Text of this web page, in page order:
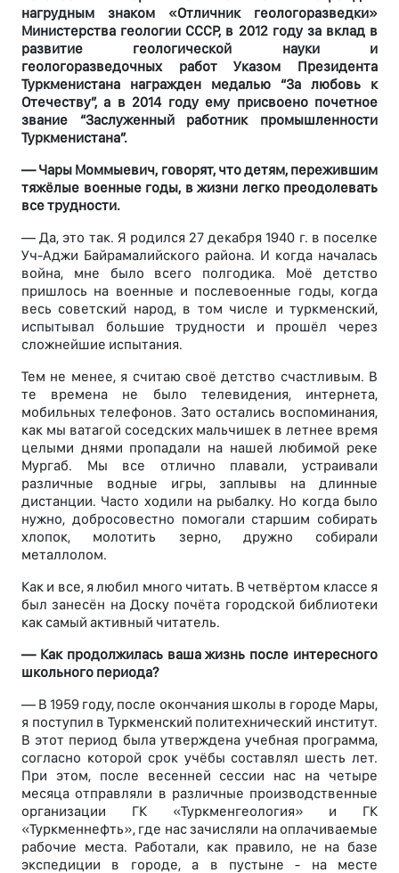
нагрудным знаком «Отличник геологоразведки»
Министерства геологии СССР, в 2012 году за вклад в
развитие геологической науки и
геологоразведочных работ Указом Президента
Туркменистана награжден медалью “За любовь к
Отечеству”, а в 2014 году ему присвоено почетное
звание “Заслуженный работник промышленности
Туркменистана”.
— Чары Моммыевич, говорят, что детям, пережившим
тяжёлые военные годы, в жизни легко преодолевать
все трудности.
— Да, это так. Я родился 27 декабря 1940 г. в поселке
Уч-Аджи Байрамалийского района. И когда началась
война, мне было всего полгодика. Моё детство
пришлось на военные и послевоенные годы, когда
весь советский народ, в том числе и туркменский,
испытывал большие трудности и прошёл через
сложнейшие испытания.
Тем не менее, я считаю своё детство счастливым. В
те времена не было телевидения, интернета,
мобильных телефонов. Зато остались воспоминания,
как мы ватагой соседских мальчишек в летнее время
целыми днями пропадали на нашей любимой реке
Мургаб. Мы все отлично плавали, устраивали
различные водные игры, заплывы на длинные
дистанции. Часто ходили на рыбалку. Но когда было
нужно, добросовестно помогали старшим собирать
хлопок, молотить зерно, дружно собирали
металлолом.
Как и все, я любил много читать. В четвёртом классе я
был занесён на Доску почёта городской библиотеки
как самый активный читатель.
— Как продолжилась ваша жизнь после интересного
школьного периода?
— В 1959 году, после окончания школы в городе Мары,
я поступил в Туркменский политехнический институт.
В этот период была утверждена учебная программа,
согласно которой срок учёбы составлял шесть лет.
При этом, после весенней сессии нас на четыре
месяца отправляли в различные производственные
организации ГК «Туркменгеология» и ГК
«Туркменнефть», где нас зачисляли на оплачиваемые
рабочие места. Работали, как правило, не на базе
экспедиции в городе, а в пустыне - на месте